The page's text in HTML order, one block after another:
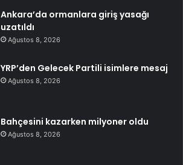
Ankara’da ormanlara giriş yasağı
uzatıldı
Ağustos 8, 2026
YRP’den Gelecek Partili isimlere mesaj
Ağustos 8, 2026
Bahçesini kazarken milyoner oldu
Ağustos 8, 2026